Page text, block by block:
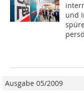
und
Ausgabe 05/2009